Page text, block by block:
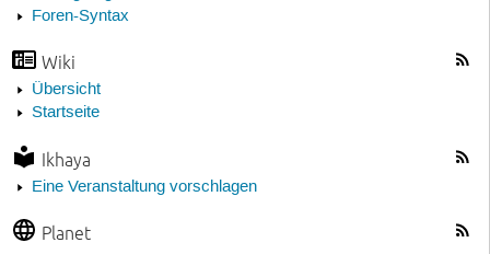
Foren-Syntax
Wiki
Übersicht
Startseite
Ikhaya
Eine Veranstaltung vorschlagen
Planet